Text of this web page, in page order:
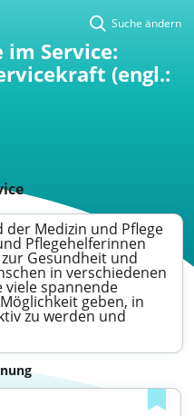
Suche ändern
im Service:
(engl.:
Medizin und Pflege
Pflegehelferinnen
Gesundheit und
in verschiedenen
viele spannende
geben, in
zu werden und